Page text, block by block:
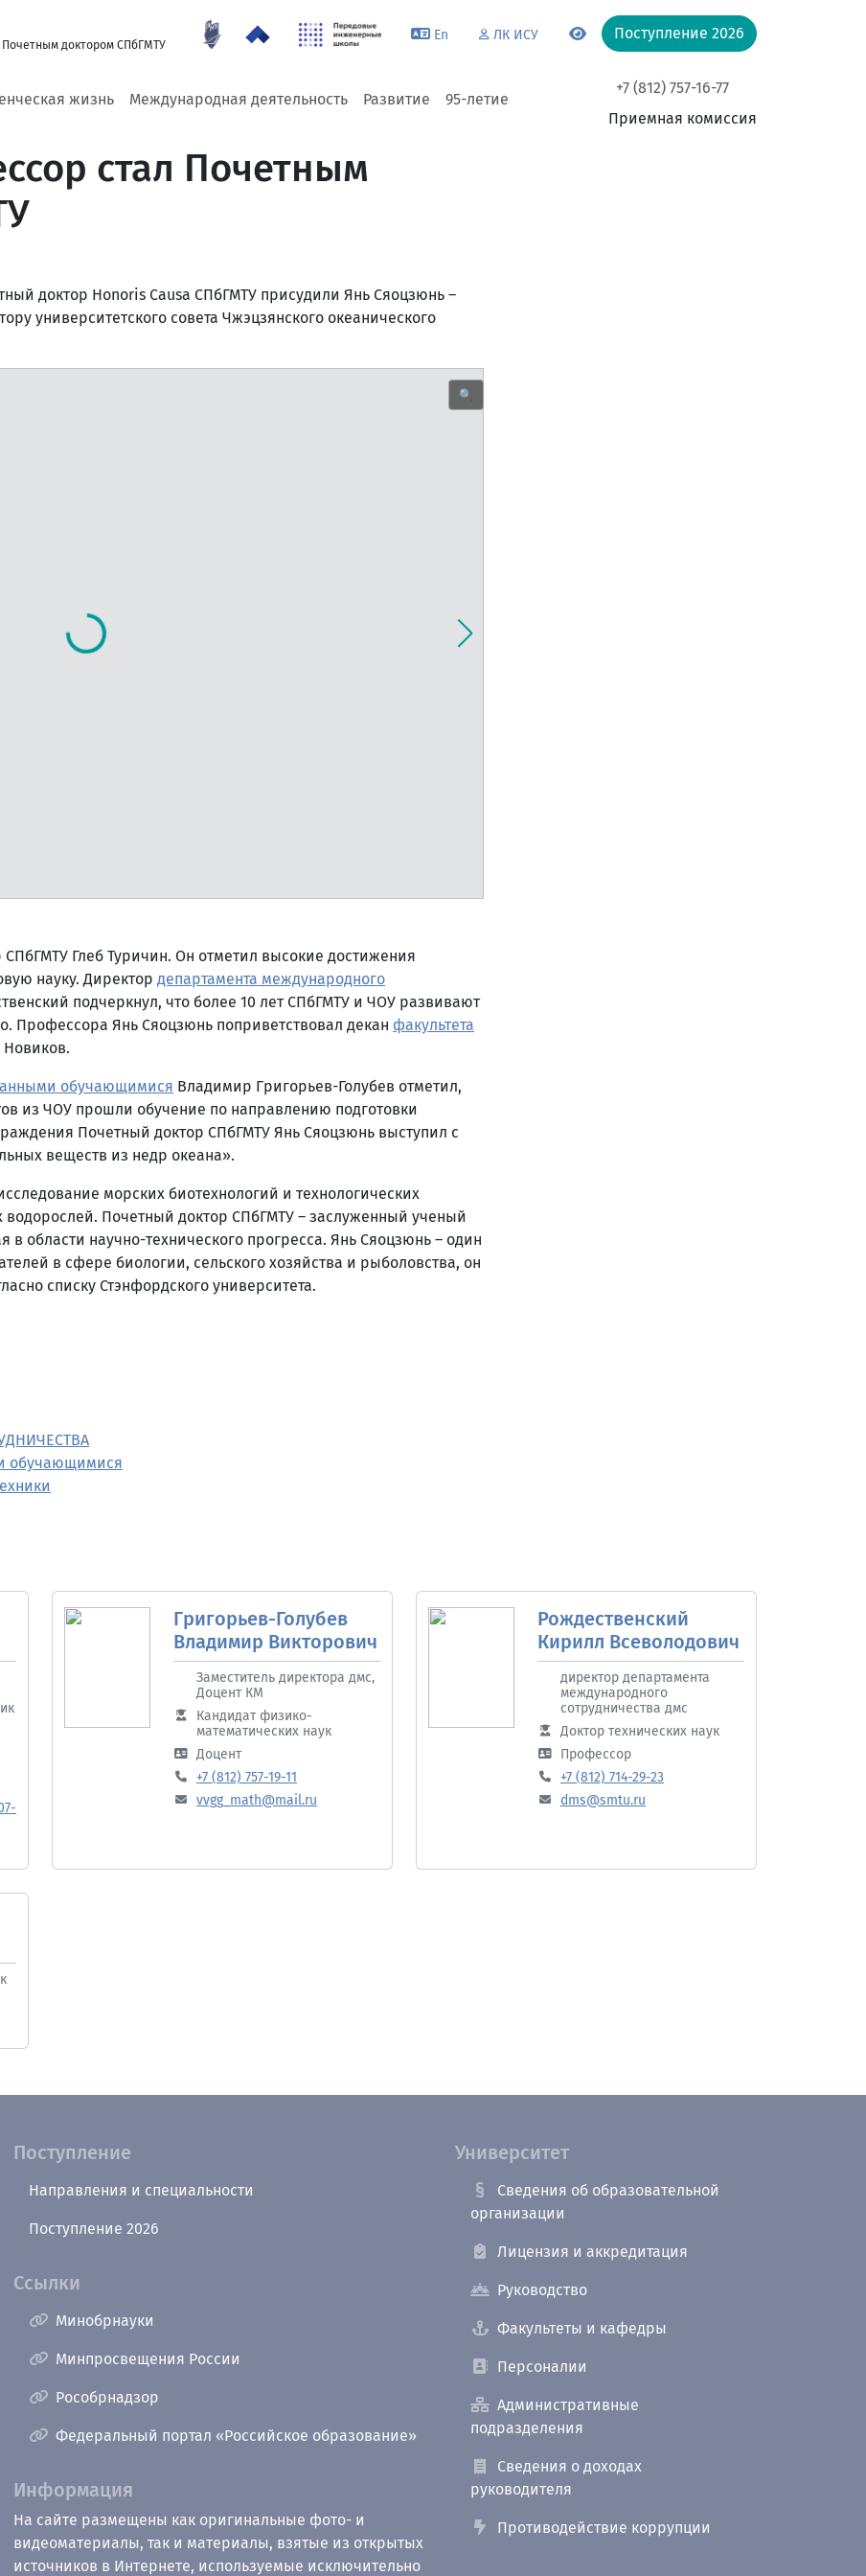
Почетным доктором СПбГМТУ
En ЛК ИСУ Поступление 2026
жизнь Международная деятельность Развитие 95-летие
+7 (812) 757-16-77
Приемная комиссия
стал Почетным
доктор Honoris Causa СПбГМТУ присудили Янь Сяоцзюнь –
университетского совета Чжэцзянского океанического
🔍
Глеб Туричин. Он отметил высокие достижения
науку. Директор департамента международного
подчеркнул, что более 10 лет СПбГМТУ и ЧОУ развивают
Профессора Янь Сяоцзюнь поприветствовал декан факультета
обучающимися Владимир Григорьев-Голубев отметил,
из ЧОУ прошли обучение по направлению подготовки
Почетный доктор СПбГМТУ Янь Сяоцзюнь выступил с
веществ из недр океана».
морских биотехнологий и технологических
Почетный доктор СПбГМТУ – заслуженный ученый
области научно-технического прогресса. Янь Сяоцзюнь – один
в сфере биологии, сельского хозяйства и рыболовства, он
списку Стэнфордского университета.
обучающимися
Григорьев-Голубев
Владимир Викторович
Заместитель директора дмс,
Доцент КМ
Кандидат физико-
математических наук
Доцент
+7 (812) 757-19-11
vvgg_math@mail.ru
Рождественский
Кирилл Всеволодович
директор департамента
международного
сотрудничества дмс
Доктор технических наук
Профессор
+7 (812) 714-29-23
dms@smtu.ru
Поступление
Направления и специальности
Поступление 2026
Ссылки
Минобрнауки
Минпросвещения России
Рособрнадзор
Федеральный портал «Российское образование»
Информация
На сайте размещены как оригинальные фото- и
видеоматериалы, так и материалы, взятые из открытых
источников в Интернете, используемые исключительно
Университет
Сведения об образовательной
организации
Лицензия и аккредитация
Руководство
Факультеты и кафедры
Персоналии
Административные
подразделения
Сведения о доходах
руководителя
Противодействие коррупции